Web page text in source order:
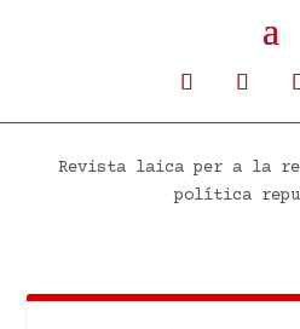
Revista laica per a la
política